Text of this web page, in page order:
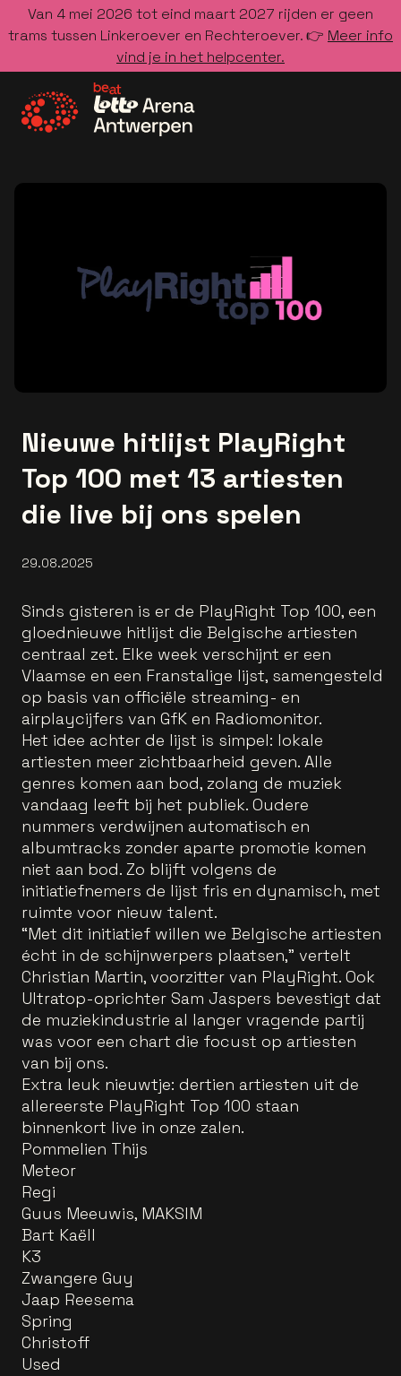
Van 4 mei 2026 tot eind maart 2027 rijden er geen
trams tussen Linkeroever en Rechteroever. 👉 Meer info
vind je in het helpcenter.
Nieuwe hitlijst PlayRight
Top 100 met 13 artiesten
die live bij ons spelen
29.08.2025
Sinds gisteren is er de PlayRight Top 100, een
gloednieuwe hitlijst die Belgische artiesten
centraal zet. Elke week verschijnt er een
Vlaamse en een Franstalige lijst, samengesteld
op basis van officiële streaming- en
airplaycijfers van GfK en Radiomonitor.
Het idee achter de lijst is simpel: lokale
artiesten meer zichtbaarheid geven. Alle
genres komen aan bod, zolang de muziek
vandaag leeft bij het publiek. Oudere
nummers verdwijnen automatisch en
albumtracks zonder aparte promotie komen
niet aan bod. Zo blijft volgens de
initiatiefnemers de lijst fris en dynamisch, met
ruimte voor nieuw talent.
“Met dit initiatief willen we Belgische artiesten
écht in de schijnwerpers plaatsen,” vertelt
Christian Martin, voorzitter van PlayRight. Ook
Ultratop-oprichter Sam Jaspers bevestigt dat
de muziekindustrie al langer vragende partij
was voor een chart die focust op artiesten
van bij ons.
Extra leuk nieuwtje: dertien artiesten uit de
allereerste PlayRight Top 100 staan
binnenkort live in onze zalen.
Pommelien Thijs
Meteor
Regi
Guus Meeuwis, MAKSIM
Bart Kaëll
K3
Zwangere Guy
Jaap Reesema
Spring
Christoff
Used